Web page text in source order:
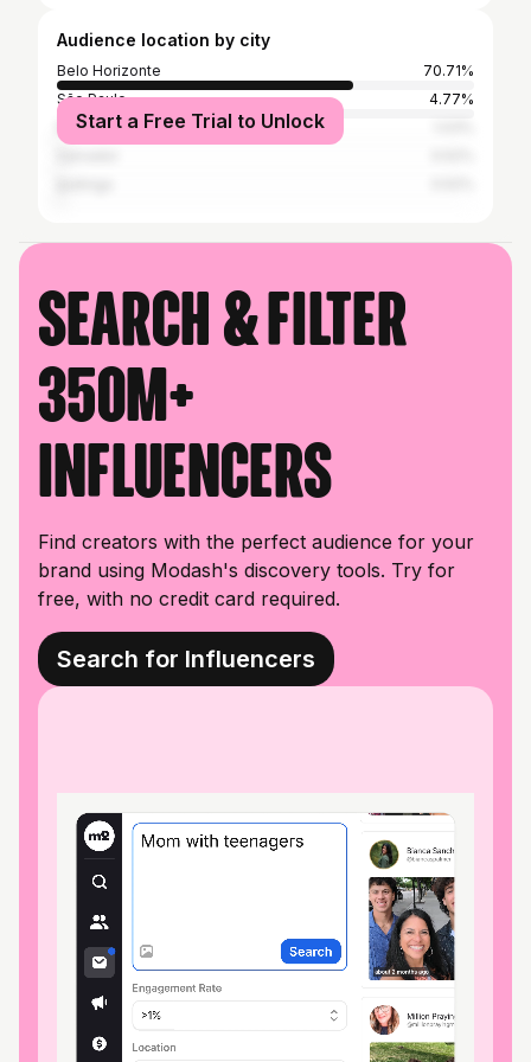
Audience location by city
Belo Horizonte
70.71%
São Paulo
4.77%
Rio de Janeiro
Start a Free Trial to Unlock
Search & filter
350M+
influencers
Find creators with the perfect audience for your
brand using Modash's discovery tools. Try for
free, with no credit card required.
Search for Influencers